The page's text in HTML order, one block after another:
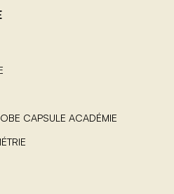
CAPSULE ACADÉMIE